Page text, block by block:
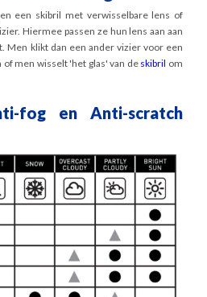
een skibril met verwisselbare lens of
Hiermee passen ze hun lens aan aan
Men klikt dan een ander vizier voor een
men wisselt 'het glas' van de skibril om
fog en Anti-scratch